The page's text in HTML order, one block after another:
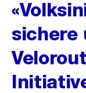
sichere